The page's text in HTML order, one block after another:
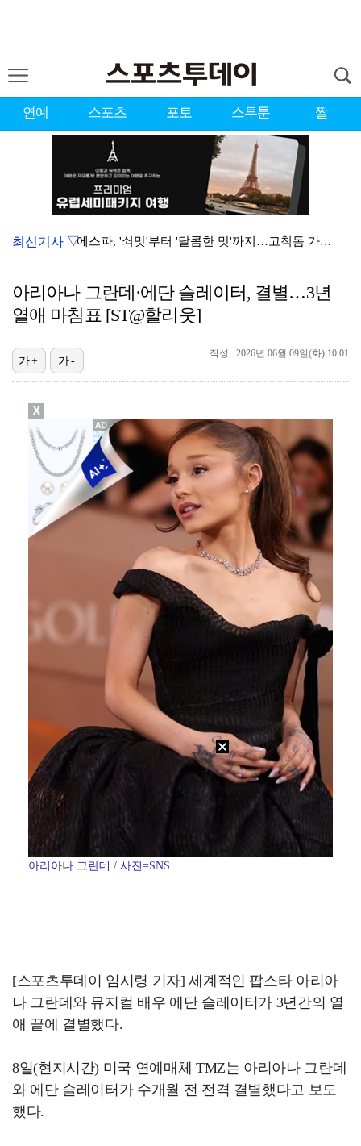
연예 스포츠 포토 스투툰 짤
에스파, '쇠맛'부터 '달콤한 맛'까지…고척돔 가득 채…
에스파, 고척돔 입성…공연 시작 40분 만에 첫 인사 …
'첫 승 도전' 장은수 "우승 의식하기보다 내 플레이에…
박지민 아나운서 "발리까지 갔는데…'피의 게임2' 출연…
"언론사 대표·국회의원도"…최연청, 판사 남편까지 화려…
한국 남자배구, 중국 3-0 완파하고 동아시아선수권 결…
'서명관·야고 연속골' 울산, 동해안 더비서 포항 제압…
최신기사 ▽
아리아나 그란데·에단 슬레이터, 결별…3년
열애 마침표 [ST@할리웃]
작성 : 2026년 06월 09일(화) 10:01
가+ 가-
아리아나 그란데 / 사진=SNS
[스포츠투데이 임시령 기자] 세계적인 팝스타 아리아
나 그란데와 뮤지컬 배우 에단 슬레이터가 3년간의 열
애 끝에 결별했다.
8일(현지시간) 미국 연예매체 TMZ는 아리아나 그란데
와 에단 슬레이터가 수개월 전 전격 결별했다고 보도
했다.
X